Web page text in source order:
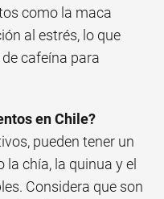
como la maca
al estrés, lo que
cafeína para
en Chile?
pueden tener un
chía, la quinua y el
Considera que son